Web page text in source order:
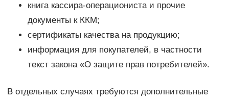
книга кассира‐операциониста и прочие
документы к ККМ;
сертификаты качества на продукцию;
информация для покупателей, в частности
текст закона «О защите прав потребителей».
В отдельных случаях требуются дополнительные